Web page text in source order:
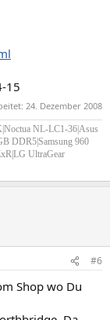
15
24. Dezember 2008
|Noctua NL-LC1-36|Asus
DDR5|Samsung 960
UltraGear
#6
Shop wo Du